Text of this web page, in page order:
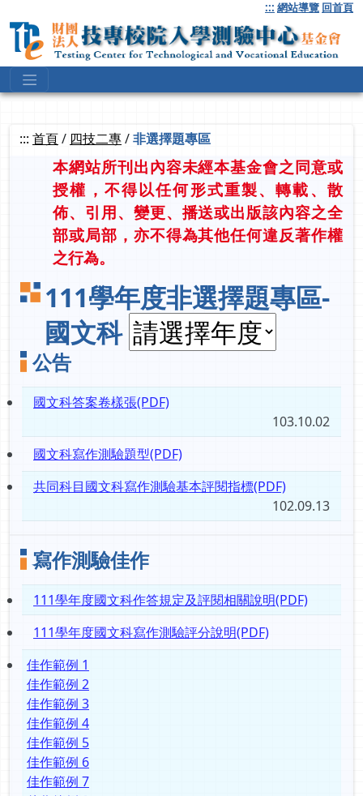
到
要
::: 網站導覽 回首頁
::: 首頁/ 四技二專/非選擇題專區
本網站所刊出內容未經本基金會之同意或
授權，不得以任何形式重製、轉載、散
佈、引用、變更、播送或出版該內容之全
部或局部，亦不得為其他任何違反著作權
之行為。
111學年度非選擇題專區-
國文科
公告
國文科答案卷樣張(PDF)
103.10.02
國文科寫作測驗題型(PDF)
共同科目國文科寫作測驗基本評閱指標(PDF)
102.09.13
寫作測驗佳作
111學年度國文科作答規定及評閱相關說明(PDF)
111學年度國文科寫作測驗評分說明(PDF)
佳作範例 1
佳作範例 2
佳作範例 3
佳作範例 4
佳作範例 5
佳作範例 6
佳作範例 7